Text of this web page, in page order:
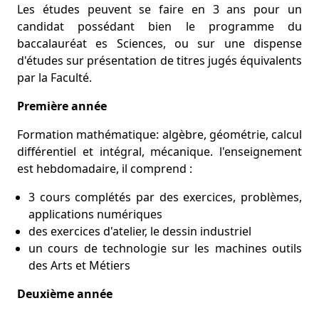
Les études peuvent se faire en 3 ans pour un
candidat possédant bien le programme du
baccalauréat es Sciences, ou sur une dispense
d'études sur présentation de titres jugés équivalents
par la Faculté.
Première année
Formation mathématique: algèbre, géométrie, calcul
différentiel et intégral, mécanique. l'enseignement
est hebdomadaire, il comprend :
3 cours complétés par des exercices, problèmes,
applications numériques
des exercices d'atelier, le dessin industriel
un cours de technologie sur les machines outils
des Arts et Métiers
Deuxième année